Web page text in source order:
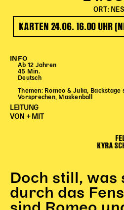
TheaterPaket
Partnerklasse +
Theaterklasse
Vorstellungen für
Angebote für
Newsletter für
DIGITALE BÜHNE
ORT:
KARTEN 24.06. 16.00 UHR
INFO
Ab 12 Jahren
45 Min.
Deutsch
Themen: Romeo & Julia, Backstage
Vorsprechen, Maskenball
LEITUNG
VON + MIT
KYRA
Doch still, was
durch das